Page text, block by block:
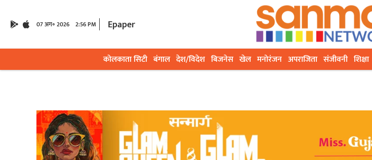
07 अग॰ 2026 2:56 PM Epaper
कोलकाता सिटी बंगाल देश/विदेश बिजनेस खेल मनोरंजन अपराजिता संजीवनी शिक्षा